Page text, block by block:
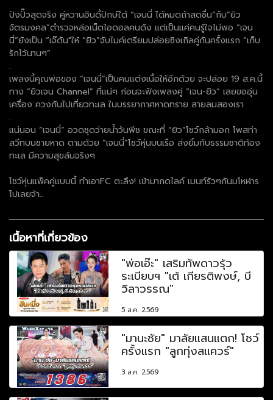
ปังปั๊วสุดจริง คู่หวานอินดี้ปักษ์ใต้ “เจนนี่ ได้หมดถ้าสดชื่น”กับ”ยิว
ฉัตรมงคล”ตำรวจหล่อเน็ตไอดอลคนดัง แต่เป็นแค่คนรู้ใจไม่พอ “เจน
นี่”ยังเป็น “เจ๊ดัน"ให้ “ยิว”จับไมค์เตรียมปล่อยซิงเกิลคู่กันครั้งแรก “เก็บ
รักไว้นานๆ”
.
เพลงนี้คุณพ่อของ “เจนนี่”เป็นคนแต่งเนื้อให้อีกด้วย จะปล่อย 19 ส.ค.นี้
ทาง “ยิวเจน Channel” ที่แน่ๆ ก่อนจะฟังเพลงคู่ “เจน-ยิว” เลยขออุ่น
เครื่อง ควงกันไปเที่ยวทะเล ในบรรยากาศหาดทราย สายลมสองเรา
.
แน่นอน “เจนนี่” อวดชุดว่ายน้ำวันพีช ขณะที่ “ยิว”โชว์กล้ามอก โพสท่า
สวีทบนชายหาด ตามด้วย “เจนนี่”โชว์หุ่นบนเรือ ส่งยิ้มกับธรรมชาติท้อง
ทะเล มีความสุขล้นจริงๆ
.
โชว์หุ่นแพ็คคู่แบบนี้ ทำเอาFC ตะลึง! เข้ามากดไลค์ เมนท์รัวๆกันมโหฬาร
ไปเลยจ้า..
เนื้อหาที่เกี่ยวข้อง
"พ่อเอ๊ะ" เสริมทัพดาวรุ้ว
ระเบียบฯ "เต้ เกียรติพงษ์, บี
วิลาวรรณ"
5 ส.ค. 2569
"มานะชัย" มาลัยแสนแตก! โชว์
ครั้งแรก "ลูกทุ่งสแควร์"
3 ส.ค. 2569